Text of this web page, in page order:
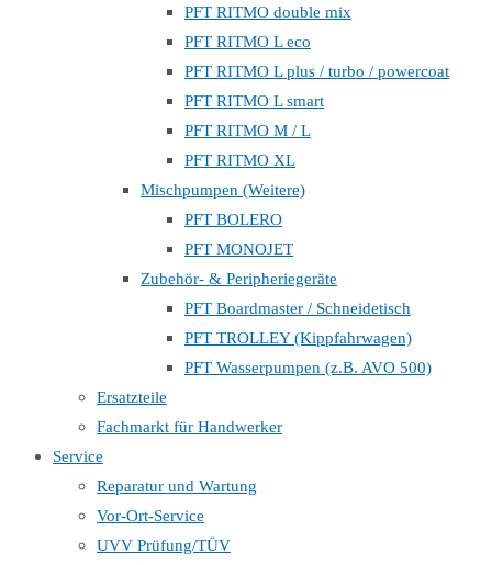
PFT RITMO double mix
PFT RITMO L eco
PFT RITMO L plus / turbo / powercoat
PFT RITMO L smart
PFT RITMO M / L
PFT RITMO XL
Mischpumpen (Weitere)
PFT BOLERO
PFT MONOJET
Zubehör- & Peripheriegeräte
PFT Boardmaster / Schneidetisch
PFT TROLLEY (Kippfahrwagen)
PFT Wasserpumpen (z.B. AVO 500)
Ersatzteile
Fachmarkt für Handwerker
Service
Reparatur und Wartung
Vor-Ort-Service
UVV Prüfung/TÜV